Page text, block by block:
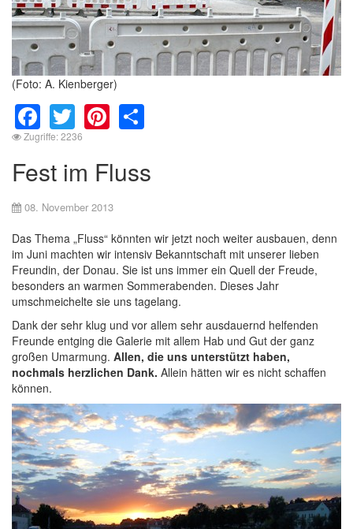
(Foto: A. Kienberger)
Facebook
TwitterPinterest
Zugriffe: 2236
Fest im Fluss
08. November 2013
Das Thema „Fluss“ könnten wir jetzt noch weiter ausbauen, denn
im Juni machten wir intensiv Bekanntschaft mit unserer lieben
Freundin, der Donau. Sie ist uns immer ein Quell der Freude,
besonders an warmen Sommerabenden. Dieses Jahr
umschmeichelte sie uns tagelang.
Dank der sehr klug und vor allem sehr ausdauernd helfenden
Freunde entging die Galerie mit allem Hab und Gut der ganz
großen Umarmung. Allen, die uns unterstützt haben,
nochmals herzlichen Dank. Allein hätten wir es nicht schaffen
können.